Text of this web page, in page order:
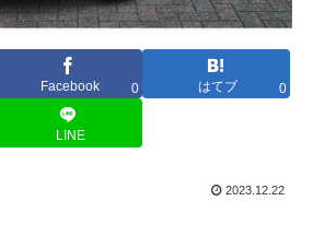
Facebook 0 はてブ 0
LINE
2023.12.22